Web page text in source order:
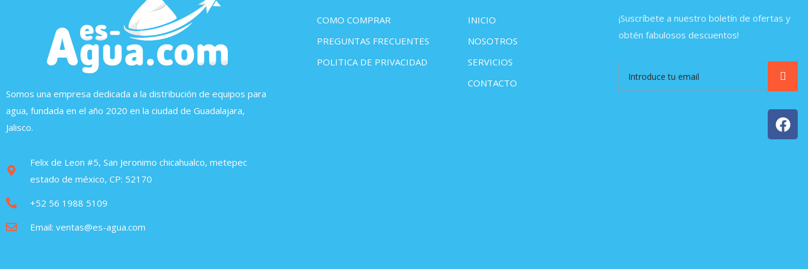
Somos una empresa dedicada a la distribución de equipos para
agua, fundada en el año 2020 en la ciudad de Guadalajara,
Jalisco.
Felix de Leon #5, San Jeronimo chicahualco, metepec
estado de méxico, CP: 52170
+52 56 1988 5109
Email: ventas@es-agua.com
COMO COMPRAR
PREGUNTAS FRECUENTES
POLITICA DE PRIVACIDAD
INICIO
NOSOTROS
SERVICIOS
CONTACTO
¡Suscríbete a nuestro boletín de ofertas y
obtén fabulosos descuentos!